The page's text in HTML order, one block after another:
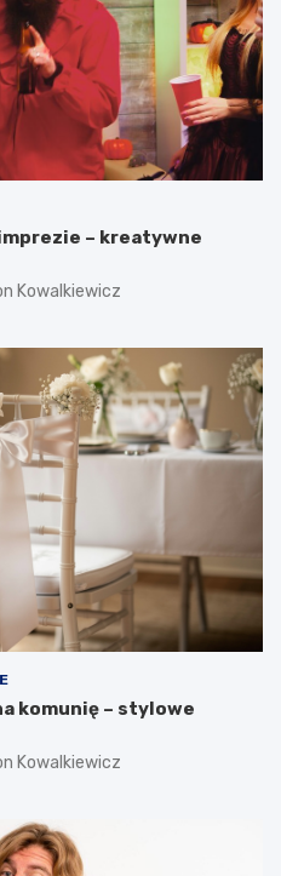
– kreatywne
Kowalkiewicz
komunię – stylowe
Kowalkiewicz